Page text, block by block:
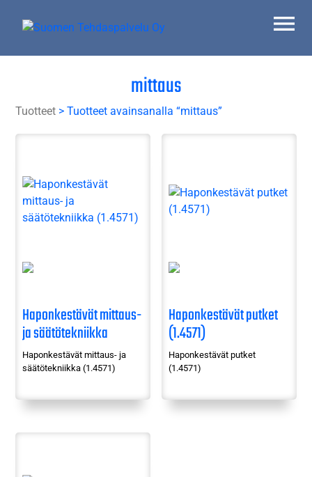
mittaus
Tuotteet > Tuotteet avainsanalla “mittaus”
Haponkestävät mittaus-
ja säätötekniikka
(1.4571)
Haponkestävät mittaus- ja
säätötekniikka (1.4571)
Haponkestävät putket
(1.4571)
Haponkestävät putket
(1.4571)